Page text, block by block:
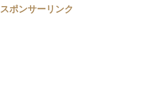
スポンサーリンク